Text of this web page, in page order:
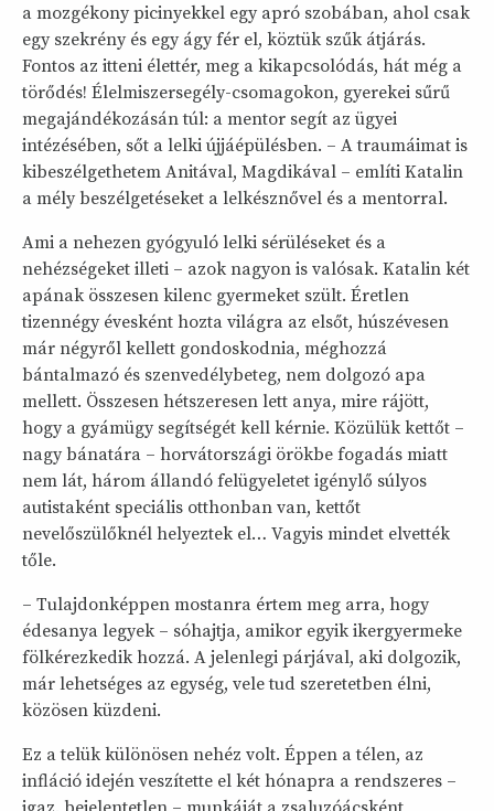
a mozgékony picinyekkel egy apró szobában, ahol csak
egy szekrény és egy ágy fér el, köztük szűk átjárás.
Fontos az itteni élettér, meg a kikapcsolódás, hát még a
törődés! Élelmiszersegély-csomagokon, gyerekei sűrű
megajándékozásán túl: a mentor segít az ügyei
intézésében, sőt a lelki újjáépülésben. – A traumáimat is
kibeszélgethetem Anitával, Magdikával – említi Katalin
a mély beszélgetéseket a lelkésznővel és a mentorral.
Ami a nehezen gyógyuló lelki sérüléseket és a
nehézségeket illeti – azok nagyon is valósak. Katalin két
apának összesen kilenc gyermeket szült. Éretlen
tizennégy évesként hozta világra az elsőt, húszévesen
már négyről kellett gondoskodnia, méghozzá
bántalmazó és szenvedélybeteg, nem dolgozó apa
mellett. Összesen hétszeresen lett anya, mire rájött,
hogy a gyámügy segítségét kell kérnie. Közülük kettőt –
nagy bánatára – horvátországi örökbe fogadás miatt
nem lát, három állandó felügyeletet igénylő súlyos
autistaként speciális otthonban van, kettőt
nevelőszülőknél helyeztek el… Vagyis mindet elvették
tőle.
– Tulajdonképpen mostanra értem meg arra, hogy
édesanya legyek – sóhajtja, amikor egyik ikergyermeke
fölkérezkedik hozzá. A jelenlegi párjával, aki dolgozik,
már lehetséges az egység, vele tud szeretetben élni,
közösen küzdeni.
Ez a telük különösen nehéz volt. Éppen a télen, az
infláció idején veszítette el két hónapra a rendszeres –